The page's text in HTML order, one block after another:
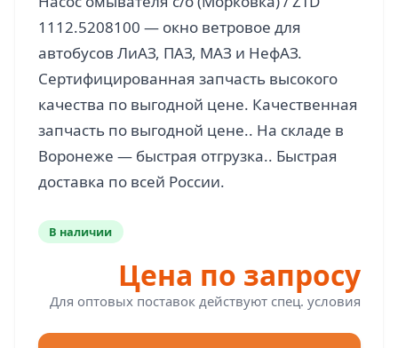
1112.5208100 — окно ветровое для
автобусов ЛиАЗ, ПАЗ, МАЗ и НефАЗ.
Сертифицированная запчасть высокого
качества по выгодной цене. Качественная
запчасть по выгодной цене.. На складе в
Воронеже — быстрая отгрузка.. Быстрая
В наличии
Цена по запросу
Для оптовых поставок действуют спец. условия